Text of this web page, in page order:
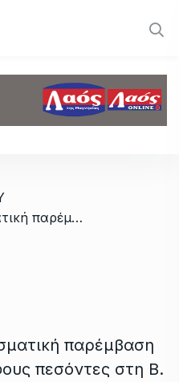
/ Γ. Σούρλας: Αποτελεσματική παρέμβαση Δένδια για τους άταφους πεσόντες στη Β. Ήπειρο
παρέμβαση
πεσόντες στη Β.